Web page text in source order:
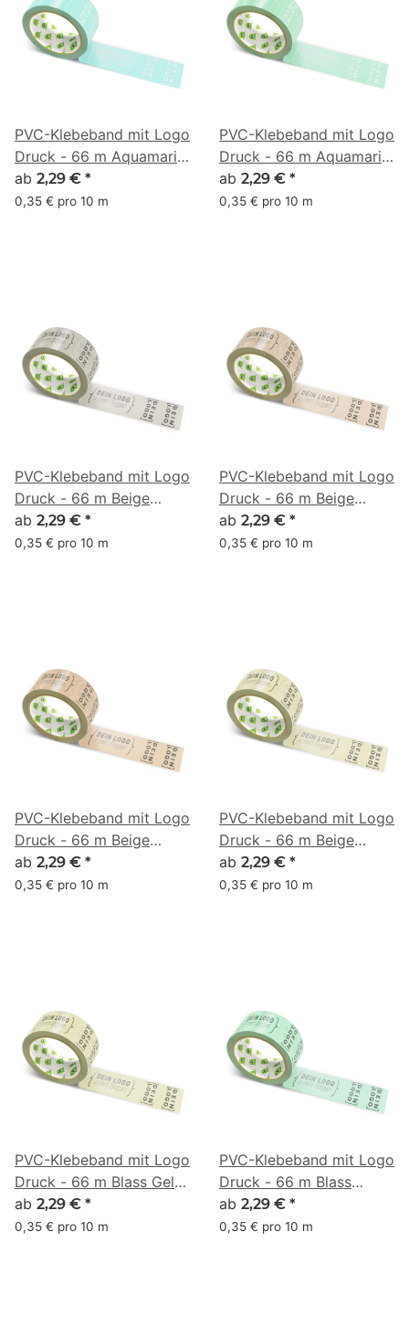
PVC-Klebeband mit Logo
Druck - 66 m Aquamarin
#8CE2D0
ab 2,29 € *
0,35 € pro 10 m
PVC-Klebeband mit Logo
Druck - 66 m Aquamarin
#91D6AC
ab 2,29 € *
0,35 € pro 10 m
PVC-Klebeband mit Logo
Druck - 66 m Beige
#AFA9A0
ab 2,29 € *
0,35 € pro 10 m
PVC-Klebeband mit Logo
Druck - 66 m Beige
#C6A992
ab 2,29 € *
0,35 € pro 10 m
PVC-Klebeband mit Logo
Druck - 66 m Beige
#CDA788
ab 2,29 € *
0,35 € pro 10 m
PVC-Klebeband mit Logo
Druck - 66 m Beige
#D5CB9F
ab 2,29 € *
0,35 € pro 10 m
PVC-Klebeband mit Logo
Druck - 66 m Blass Gelb
#D2CE9E
ab 2,29 € *
0,35 € pro 10 m
PVC-Klebeband mit Logo
Druck - 66 m Blass
Mintgrün #A2E4B8
ab 2,29 € *
0,35 € pro 10 m